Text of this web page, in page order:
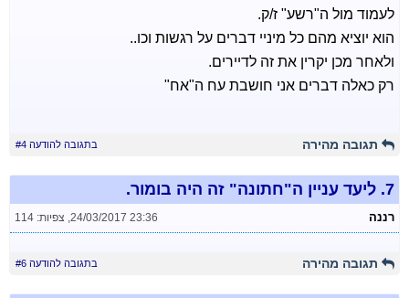
לעמוד מול ה"רשע" ז/ק.
הוא יוציא מהם כל מיניי דברים על רגשות וכו..
ולאחר מכן יקרין את זה לדיירים.
רק כאלה דברים אני חושבת עח ה"אח"
תגובה מהירה בתגובה להודעה #4
7. ליעד עניין ה"חתונה" זה היה בומור.
רננה 24/03/2017 23:36
, צפיות: 114
תגובה מהירה בתגובה להודעה #6